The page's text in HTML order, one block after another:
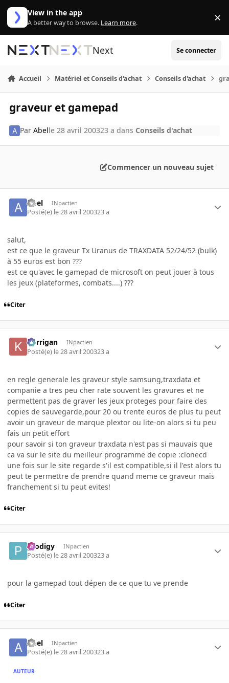
Aller au contenu
View in the app
A better way to browse. Learn more. ×
Next Se connecter
Accueil Matériel et Conseils d'achat Conseils d'achat
graveur et gamepad
ParAbelle 28 avril 200323 a dans Conseils d'achat
Commencer un nouveau sujet
Abel INpactien
Posté(e) le 28 avril 200323 a
salut,
est ce que le graveur Tx Uranus de TRAXDATA 52/24/52 (bulk)
à 55 euros est bon ???
est ce qu'avec le gamepad de microsoft on peut jouer à tous
les jeux (plateformes, combats....) ???
Citer
korrigan INpactien
Posté(e) le 28 avril 200323 a
en regle generale les graveur style samsung,traxdata et
companie a tres peu cher rate souvent les gravures et ne
permettent pas de graver les jeux proteges pour faire des
copies de sauvegarde,pour 20 ou trente euros de plus tu peut
avoir un graveur de marque plextor ou lite-on alors si tu peu
fais un petit effort
pour savoir si ton graveur traxdata n'est pas si mauvais que
ca va sur le site du meilleur programme de copie :clonecd
une fois sur le site regarde s'il est compatible,si il l'est alors tu
peut te permettre de prendre quand meme ce graveur mais
franchement si tu peut evites!
Citer
prodigy INpactien
Posté(e) le 28 avril 200323 a
pour la gamepad tout dépen de ce que tu ve prende
Citer
Abel INpactien
Posté(e) le 28 avril 200323 a
AUTEUR